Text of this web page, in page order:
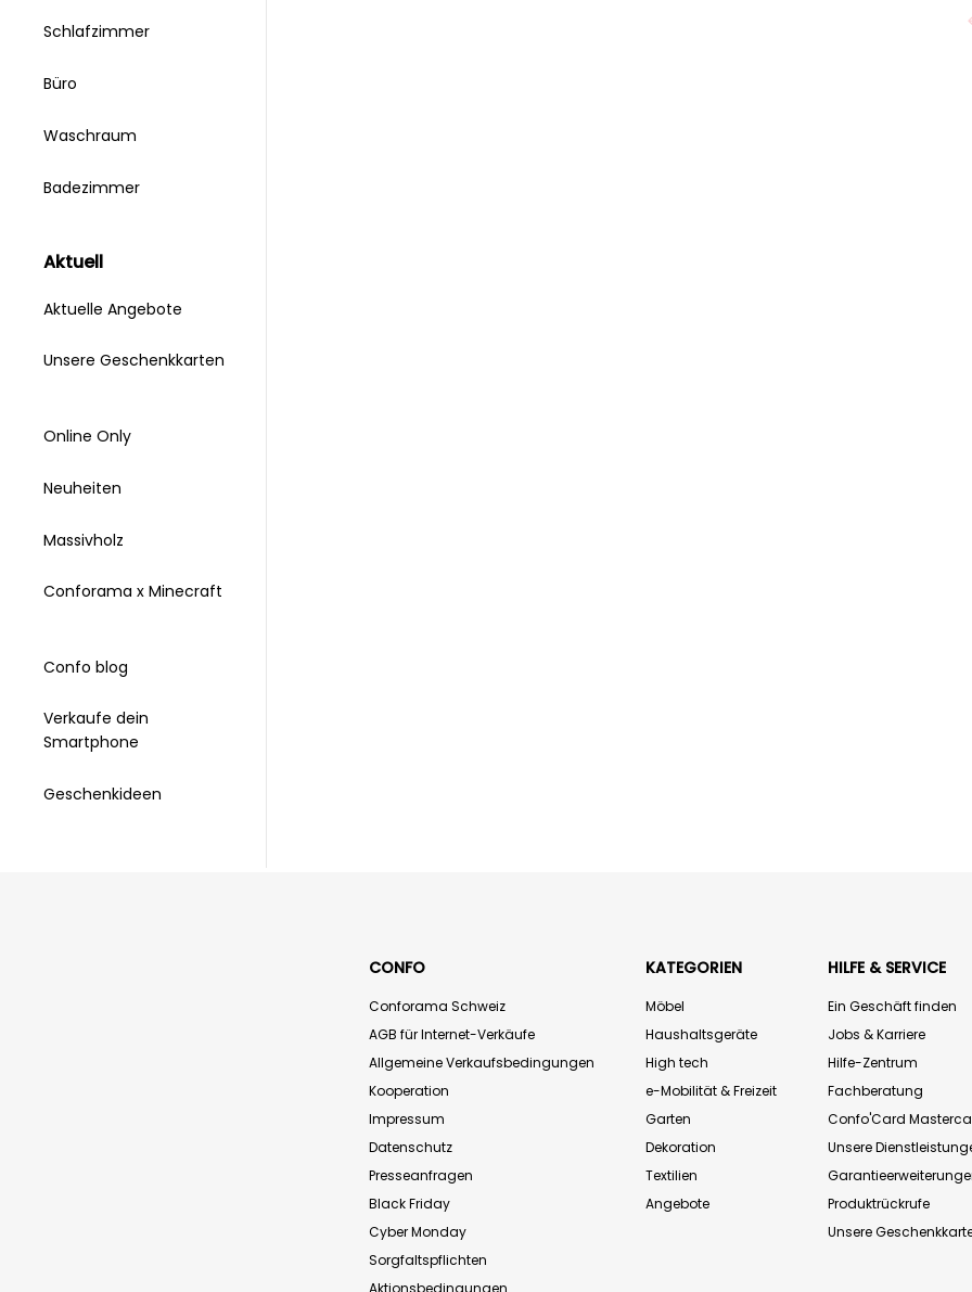
Schlafzimmer
Büro
Waschraum
Badezimmer
aktuell
Aktuelle Angebote
Unsere Geschenkkarten
Online Only
Neuheiten
Massivholz
Conforama x Minecraft
Confo blog
Verkaufe dein
Smartphone
Geschenkideen
CONFO
Conforama Schweiz
AGB für Internet-Verkäufe
Allgemeine Verkaufsbedingungen
Kooperation
Impressum
Datenschutz
Presseanfragen
Black Friday
Cyber Monday
Sorgfaltspflichten
KATEGORIEN
Möbel
Haushaltsgeräte
High tech
e-Mobilität & Freizeit
Garten
Dekoration
Textilien
Angebote
HILFE & SERVICE
Ein Geschäft finden
Jobs & Karriere
Hilfe-Zentrum
Fachberatung
Confo'Card
Unsere
Produktrückrufe
Unsere